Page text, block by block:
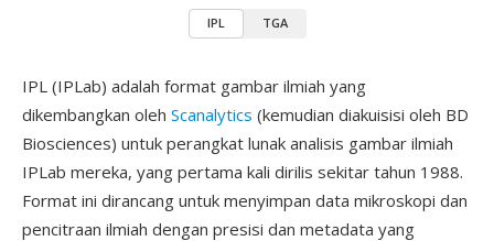
IPL TGA
IPL (IPLab) adalah format gambar ilmiah yang
dikembangkan oleh Scanalytics (kemudian diakuisisi oleh BD
Biosciences) untuk perangkat lunak analisis gambar ilmiah
IPLab mereka, yang pertama kali dirilis sekitar tahun 1988.
Format ini dirancang untuk menyimpan data mikroskopi dan
pencitraan ilmiah dengan presisi dan metadata yang